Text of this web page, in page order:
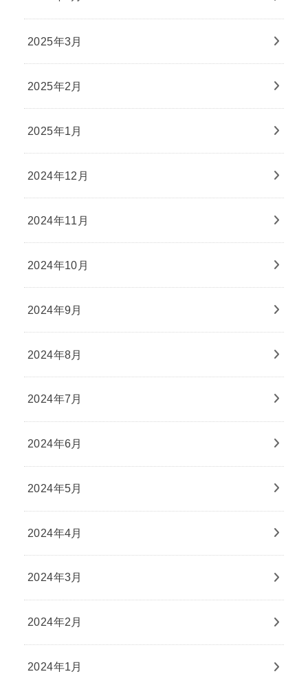
2025年3月
2025年2月
2025年1月
2024年12月
2024年11月
2024年10月
2024年9月
2024年8月
2024年7月
2024年6月
2024年5月
2024年4月
2024年3月
2024年2月
2024年1月